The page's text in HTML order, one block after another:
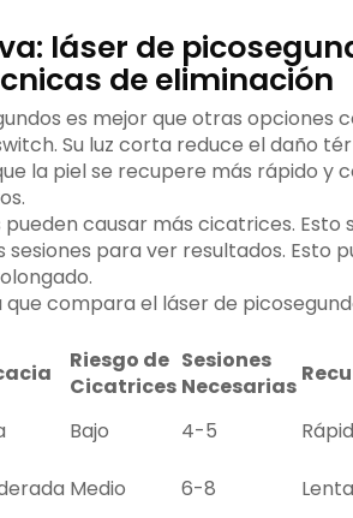
láser de
de eliminación
es mejor que otras opciones
Su luz corta reduce el daño
la piel se recupere más rápido y
causar más cicatrices. Esto
sesiones para ver resultados. Esto
compara el láser de
Riesgo de
Cicatrices
Sesiones
Necesarias
Bajo 4-5
Medio 6-8
Lenta